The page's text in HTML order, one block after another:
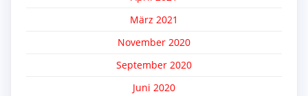
März 2021
November 2020
September 2020
Juni 2020